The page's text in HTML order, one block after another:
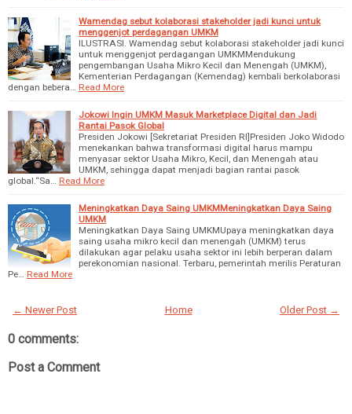
Wamendag sebut kolaborasi stakeholder jadi kunci untuk
menggenjot perdagangan UMKM
ILUSTRASI. Wamendag sebut kolaborasi stakeholder jadi kunci
untuk menggenjot perdagangan UMKMMendukung
pengembangan Usaha Mikro Kecil dan Menengah (UMKM),
Kementerian Perdagangan (Kemendag) kembali berkolaborasi
dengan bebera…
Read More
Jokowi Ingin UMKM Masuk Marketplace Digital dan Jadi
Rantai Pasok Global
Presiden Jokowi [Sekretariat Presiden RI]Presiden Joko Widodo
menekankan bahwa transformasi digital harus mampu
menyasar sektor Usaha Mikro, Kecil, dan Menengah atau
UMKM, sehingga dapat menjadi bagian rantai pasok
global.“Sa…
Read More
Meningkatkan Daya Saing UMKMMeningkatkan Daya Saing
UMKM
Meningkatkan Daya Saing UMKMUpaya meningkatkan daya
saing usaha mikro kecil dan menengah (UMKM) terus
dilakukan agar pelaku usaha sektor ini lebih berperan dalam
perekonomian nasional. Terbaru, pemerintah merilis Peraturan
Pe…
Read More
← Newer Post Older Post →
Home
0 comments:
Post a Comment